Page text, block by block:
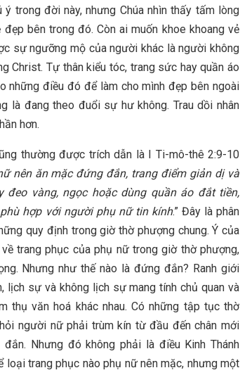
trong đời này, nhưng Chúa nhìn thấy tấm lòng
bên trong đó. Còn ai muốn khoe khoang vẻ
sự ngưỡng mộ của người khác là người không
Christ. Tự thân kiểu tóc, trang sức hay quần áo
những điều đó để làm cho mình đẹp bên ngoài
là đang theo đuổi sự hư không. Trau dồi nhân
hơn.
thường được trích dẫn là I Ti-mô-thê 2:9-10
nên ăn mặc đứng đắn, trang điểm giản dị và
vàng, ngọc hoặc dùng quần áo đắt tiền,
hợp với người phụ nữ tin kính.” Đây là phân
quy định trong giờ thờ phượng chung. Ý của
trang phục của phụ nữ trong giờ thờ phượng,
Nhưng như thế nào là đứng đắn? Ranh giới
sự và không lịch sự mang tính chủ quan và
thụ văn hoá khác nhau. Có những tập tục thờ
người nữ phải trùm kín từ đầu đến chân mới
Nhưng đó không phải là điều Kinh Thánh
loại trang phục nào phụ nữ nên mặc, nhưng một